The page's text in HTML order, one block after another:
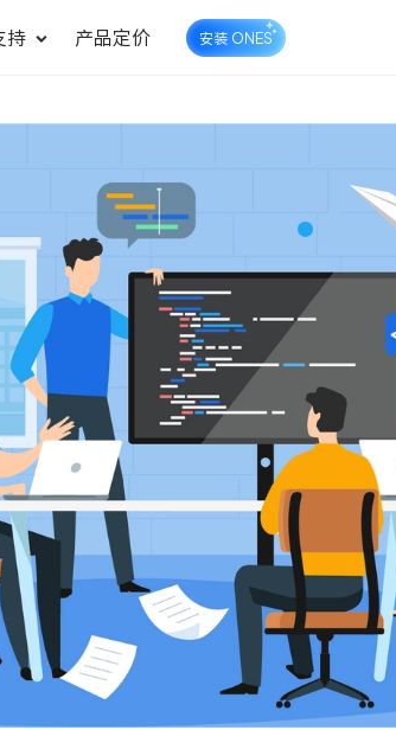
ONES Desk
业务信息和企业知
高质量产品
交付端到端的价值
工单管理
与解决客户反馈
持 产品定价 安装 ONES